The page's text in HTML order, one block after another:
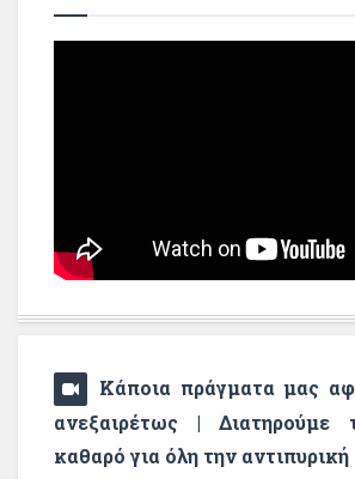
Κάποια πράγματα μας
ανεξαιρέτως | Διατηρούμε
καθαρό για όλη την αντιπυρική